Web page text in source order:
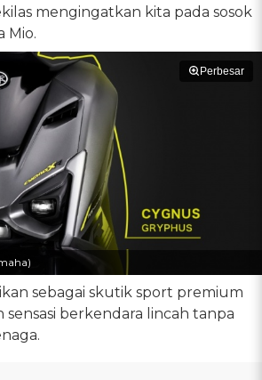
mengingatkan kita pada sosok
Mio.
Perbesar
sebagai skutik sport premium
berkendara lincah tanpa